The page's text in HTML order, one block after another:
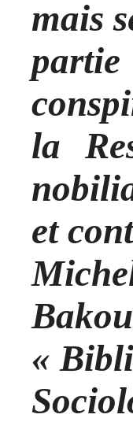
mais
la
et
«